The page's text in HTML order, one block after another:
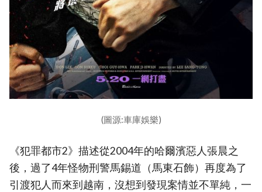
(圖源:車庫娛樂)
《犯罪都市2》描述從2004年的哈爾濱惡人張晨之
後，過了4年怪物刑警馬錫道（馬東石飾）再度為了
引渡犯人而來到越南，沒想到發現案情並不單純，一